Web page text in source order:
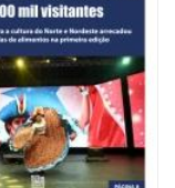
no Sul do Brasil;
no estado